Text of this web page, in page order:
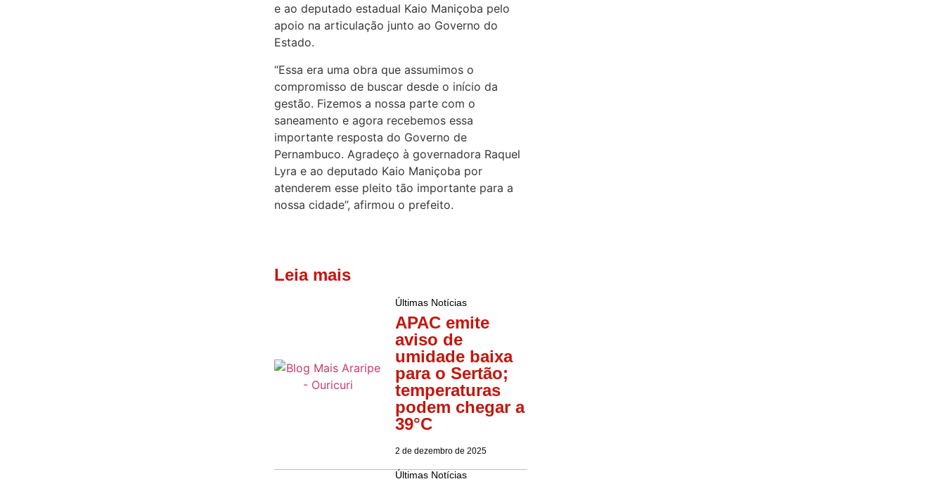
e ao deputado estadual Kaio Maniçoba pelo
apoio na articulação junto ao Governo do
Estado.
“Essa era uma obra que assumimos o
compromisso de buscar desde o início da
gestão. Fizemos a nossa parte com o
saneamento e agora recebemos essa
importante resposta do Governo de
Pernambuco. Agradeço à governadora Raquel
Lyra e ao deputado Kaio Maniçoba por
atenderem esse pleito tão importante para a
nossa cidade”, afirmou o prefeito.
Leia mais
Últimas Notícias
APAC emite
aviso de
umidade baixa
para o Sertão;
temperaturas
podem chegar a
39°C
2 de dezembro de 2025
Últimas Notícias